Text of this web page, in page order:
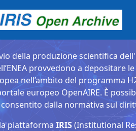
della produzione scientifica
provvedono a
nell’ambito del programma
europeo OpenAIRE. È
dalla normativa sul
piattaforma IRIS(Institutional